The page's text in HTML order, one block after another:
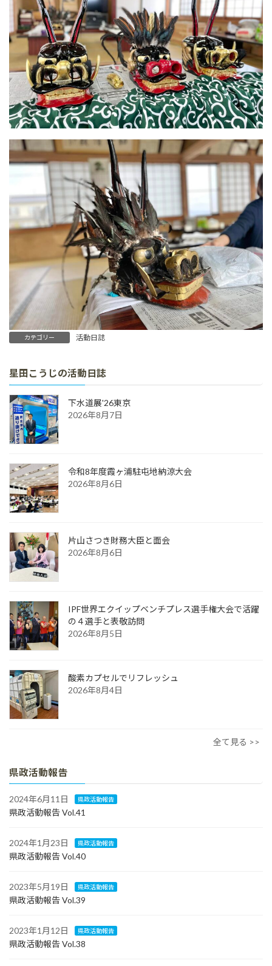
カテゴリー 活動日誌
星田こうじの活動日誌
下水道展'26東京
2026年8月7日
令和8年度霞ヶ浦駐屯地納涼大会
2026年8月6日
片山さつき財務大臣と面会
2026年8月6日
IPF世界エクイップベンチプレス選手権大会で活躍
の４選手と表敬訪問
2026年8月5日
酸素カプセルでリフレッシュ
2026年8月4日
全て見る >>
県政活動報告
2024年6月11日 県政活動報告
県政活動報告 Vol.41
2024年1月23日 県政活動報告
県政活動報告 Vol.40
2023年5月19日 県政活動報告
県政活動報告 Vol.39
2023年1月12日 県政活動報告
県政活動報告 Vol.38